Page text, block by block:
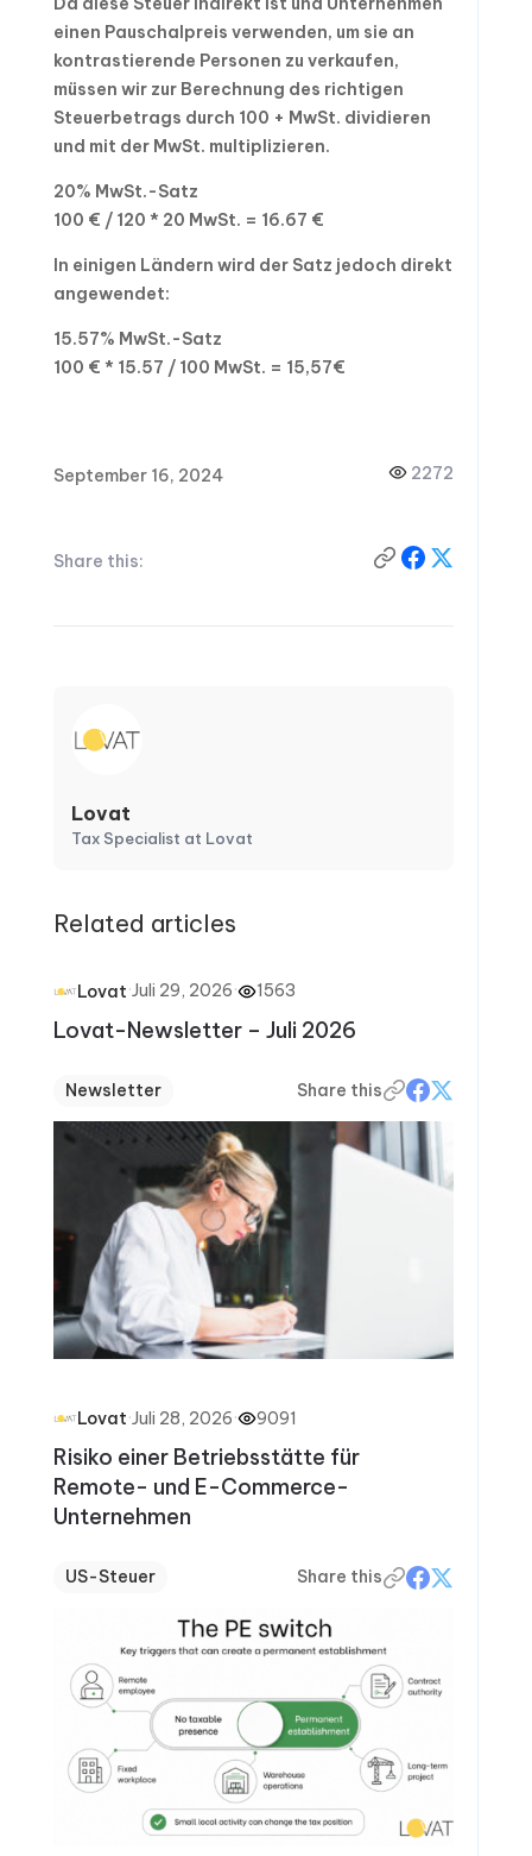
einen Pauschalpreis verwenden, um sie an
kontrastierende Personen zu verkaufen,
müssen wir zur Berechnung des richtigen
Steuerbetrags durch 100 + MwSt. dividieren
und mit der MwSt. multiplizieren.
20% MwSt.-Satz
100 € / 120 * 20 MwSt. = 16.67 €
In einigen Ländern wird der Satz jedoch direkt
angewendet:
15.57% MwSt.-Satz
100 € * 15.57 / 100 MwSt. = 15,57€
September 16, 2024 2272
Share this:
Lovat
Tax Specialist at Lovat
Related articles
Lovat·Juli 29, 2026· 1563
Lovat-Newsletter – Juli 2026
Newsletter Share this
Lovat·Juli 28, 2026· 9091
Risiko einer Betriebsstätte für
Remote- und E-Commerce-
Unternehmen
US-Steuer Share this